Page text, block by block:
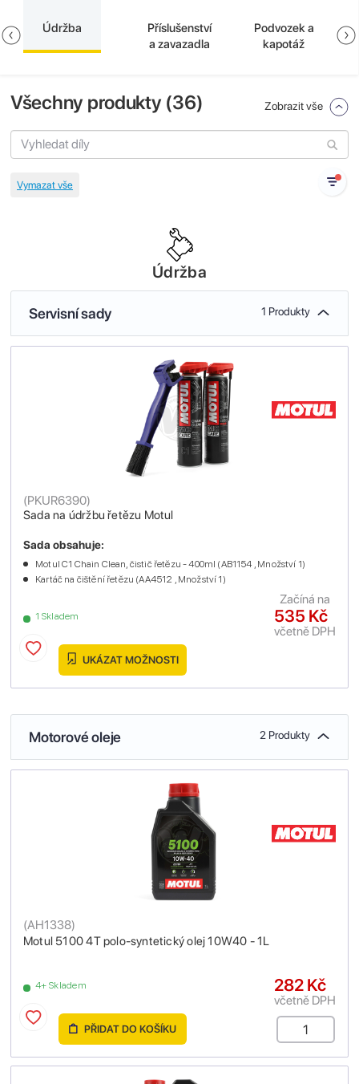
Údržba
Příslušenství
a zavazadla
Podvozek a
kapotáž
Všechny produkty (36) Zobrazit vše
Údržba
Servisní sady 1 Produkty
Sada na údržbu řetězu Motul
(PKUR6390)
1 Skladem
Sada obsahuje:
Motul C1 Chain Clean, čistič řetězu - 400ml (AB1154 , Množství 1)
Kartáč na čištění řetězu (AA4512 , Množství 1)
535 Kč
včetně DPH
Začíná na
UKÁZAT MOŽNOSTI
Motorové oleje 2 Produkty
Motul 5100 4T polo-syntetický olej 10W40 - 1L
(AH1338)
4+ Skladem 282 Kč
včetně DPH
PŘIDAT DO KOŠÍKU